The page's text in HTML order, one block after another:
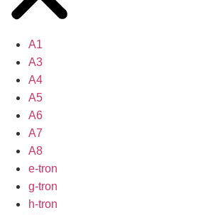
A1
A3
A4
A5
A6
A7
A8
e-tron
g-tron
h-tron